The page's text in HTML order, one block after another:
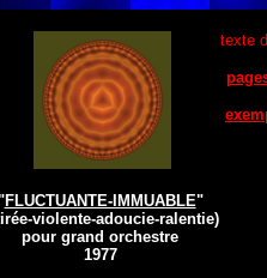
texte
FLUCTUANTE-IMMUABLE"
violente-adoucie-ralentie)
pour grand orchestre
1977